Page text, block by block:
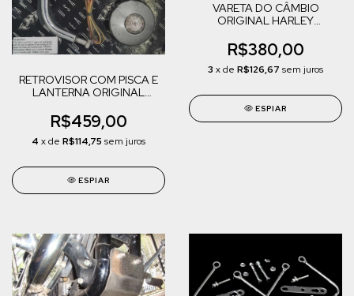
RETROVISOR COM PISCA E
LANTERNA ORIGINAL
DAVIDSON MODELOS
R$459,00
4 x de R$114,75 sem juros
ESPIAR
VARETA DO CÂMBIO
ORIGINAL HARLEY
(34584-04)
R$380,00
3 x de R$126,67 sem juros
ESPIAR